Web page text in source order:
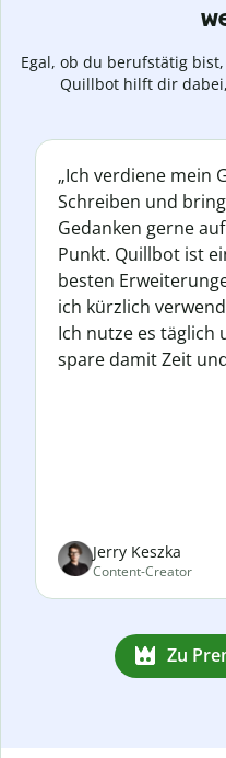
Egal, ob du berufstätig
Quillbot hilft dir
„Ich verdiene mein
Schreiben und
Gedanken gerne
Punkt. Quillbot ist
besten
ich kürzlich
Ich nutze es täglich
spare damit Zeit
Jerry Keszka
Content-Creator
Zu